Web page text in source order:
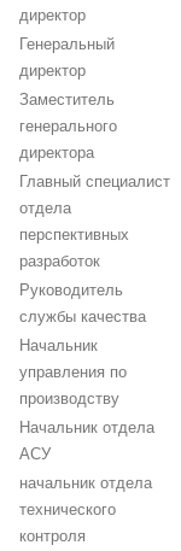
директор
Генеральный
директор
Заместитель
генерального
директора
Главный специалист
отдела
перспективных
разработок
Руководитель
службы качества
Начальник
управления по
производству
Начальник отдела
АСУ
начальник отдела
технического
контроля